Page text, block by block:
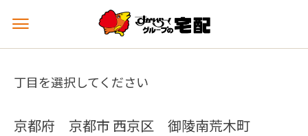
メ
ュ
を
丁目を選択してください
京都府 京都市 西京区 御陵南荒木町